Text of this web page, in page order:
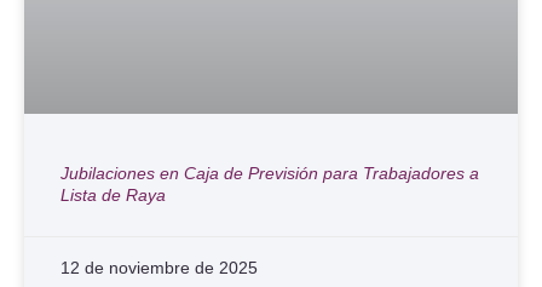
Jubilaciones en Caja de Previsión para Trabajadores a
Lista de Raya
12 de noviembre de 2025